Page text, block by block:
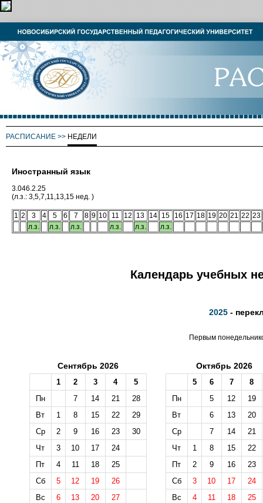
РАСПИСАНИЕ >> НЕДЕЛИ
Иностранный язык
3.046.2.25
(л.з.: 3,5,7,11,13,15 нед. )
1 2 3 4 5 6 7 8 9 10 11 12 13 14 15 16 17 18 19 20 21 22 23
л.з.
л.з. л.з. л.з. л.з. л.з.
Календарь учебных
2025 -
Первым
Сентябрь 2026
1 2 3 4
5
Пн
7 14 21
28
Вт
1 8 15 22
29
Ср
2 9 16 23
30
Чт
3 10 17
24
Пт
4 11 18
25
Сб
5 12 19
26
Вс
6 13 20 27
Октябрь 2026
5 6 7
8
Пн
5 12
19
Вт
6 13
20
Ср
7 14
21
Чт
1 8 15
22
Пт
2 9 16
23
Сб
3 10 17
24
Вс
4 11 18 25